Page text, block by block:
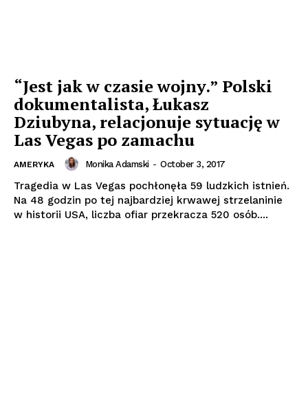
“Jest jak w czasie wojny.” Polski
dokumentalista, Łukasz
Dziubyna, relacjonuje sytuację w
Las Vegas po zamachu
AMERYKA Monika Adamski - October 3, 2017
Tragedia w Las Vegas pochłonęła 59 ludzkich istnień.
Na 48 godzin po tej najbardziej krwawej strzelaninie
w historii USA, liczba ofiar przekracza 520 osób....